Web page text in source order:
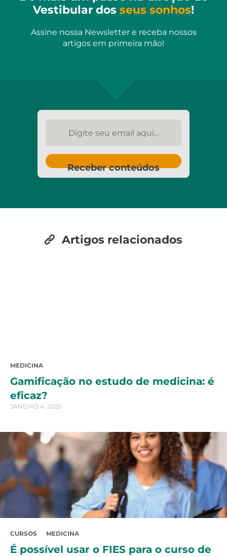
Vestibular dos seus sonhos!
Assine nossa Newsletter e receba nossos
artigos em primeira mão!
Receber conteúdos
Artigos relacionados
MEDICINA
Gamificação no estudo de medicina: é
eficaz?
JANEIRO 4, 2025
CURSOS MEDICINA
É possível usar o FIES para o curso de